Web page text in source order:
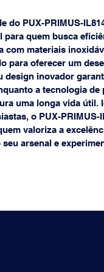
do PUX-PRIMUS-
para quem busca
com materiais
para oferecer um
design inovador
a tecnologia de
uma longa vida útil.
o PUX-PRIMUS-
valoriza a
arsenal e